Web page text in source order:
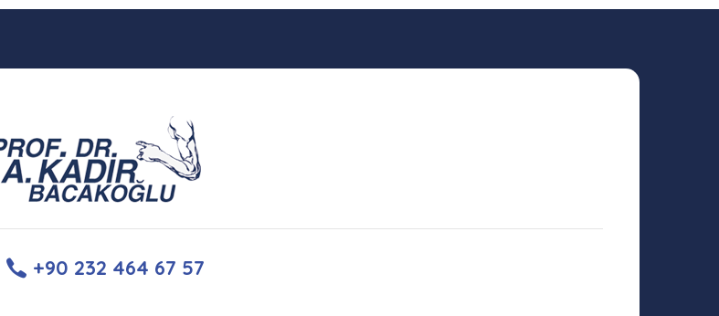
+90 232 464 67 57